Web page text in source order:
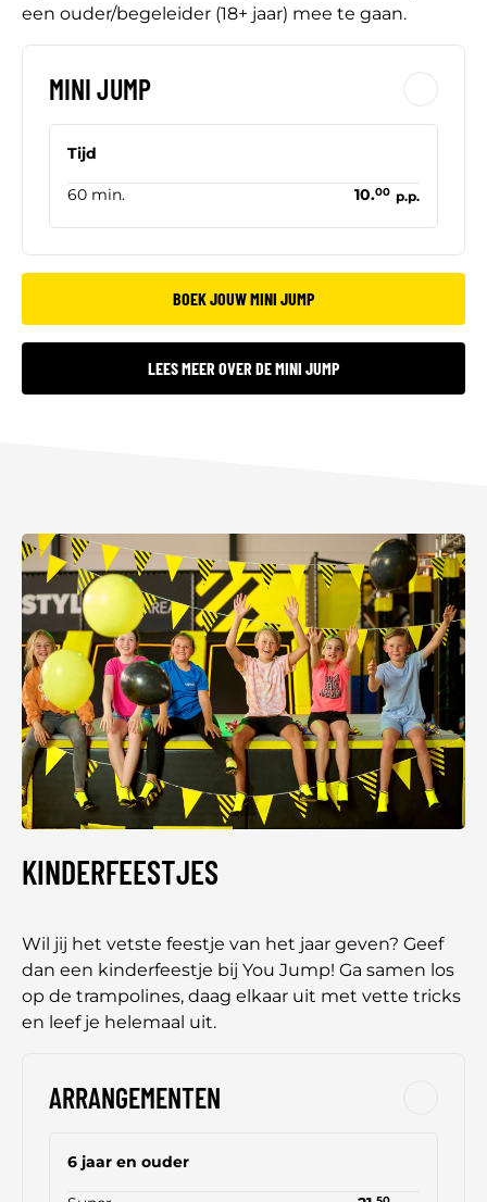
een ouder/begeleider (18+ jaar) mee te gaan.
MINI JUMP
Tijd
60 min. 10.00 p.p.
BOEK JOUW MINI JUMP
LEES MEER OVER DE MINI JUMP
KINDERFEESTJES
Wil jij het vetste feestje van het jaar geven? Geef
dan een kinderfeestje bij You Jump! Ga samen los
op de trampolines, daag elkaar uit met vette tricks
en leef je helemaal uit.
ARRANGEMENTEN
6 jaar en ouder